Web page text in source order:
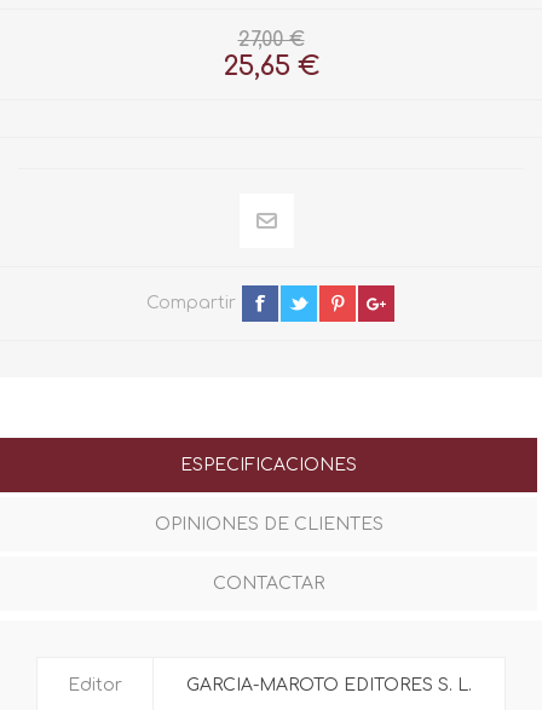
27,00 €
25,65 €
Compartir
ESPECIFICACIONES
OPINIONES DE CLIENTES
CONTACTAR
Editor GARCIA-MAROTO EDITORES S. L.